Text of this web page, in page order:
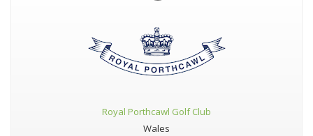
Royal Porthcawl Golf Club
Wales